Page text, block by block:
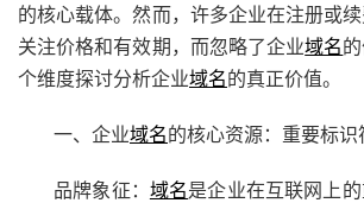
的核心载体。然而，许多企业在注册或
关注价格和有效期，而忽略了企业域名
个维度探讨分析企业域名的真正价值。
一、企业域名的核心资源：重要标识
品牌象征： 域名是企业在互联网上